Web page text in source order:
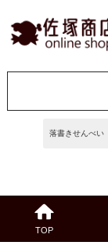
落書きせんべい
TOP